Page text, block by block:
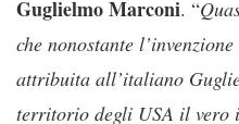
Guglielmo Marconi. “
che nonostante
attribuita all’italiano
territorio degli USA il vero